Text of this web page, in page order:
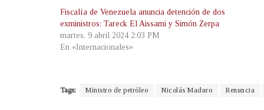
Fiscalía de Venezuela anuncia detención de dos
exministros: Tareck El Aissami y Simón Zerpa
martes, 9 abril 2024 2:03 PM
En «Internacionales»
Tags: Ministro de petróleo Nicolás Maduro Renuncia